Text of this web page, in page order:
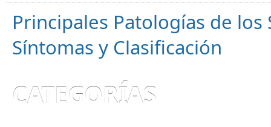
Principales Patologías de
Síntomas y Clasificación
CATEGORÍAS